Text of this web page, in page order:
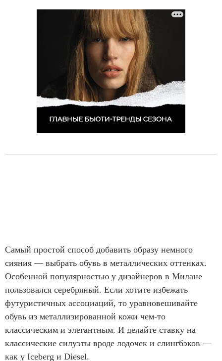
Самый простой способ добавить образу немного
сияния — выбрать обувь в металлических оттенках.
Особенной популярностью у дизайнеров в Милане
пользовался серебряный. Если хотите избежать
футуристичных ассоциаций, то уравновешивайте
обувь из металлизированной кожи чем-то
классическим и элегантным. И делайте ставку на
классические силуэты вроде лодочек и слингбэков —
как у Iceberg и Diesel.